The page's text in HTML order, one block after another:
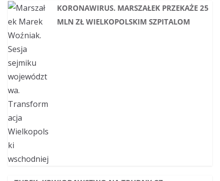
KORONAWIRUS. MARSZAŁEK PRZEKAŻE 25
MLN ZŁ WIELKOPOLSKIM SZPITALOM